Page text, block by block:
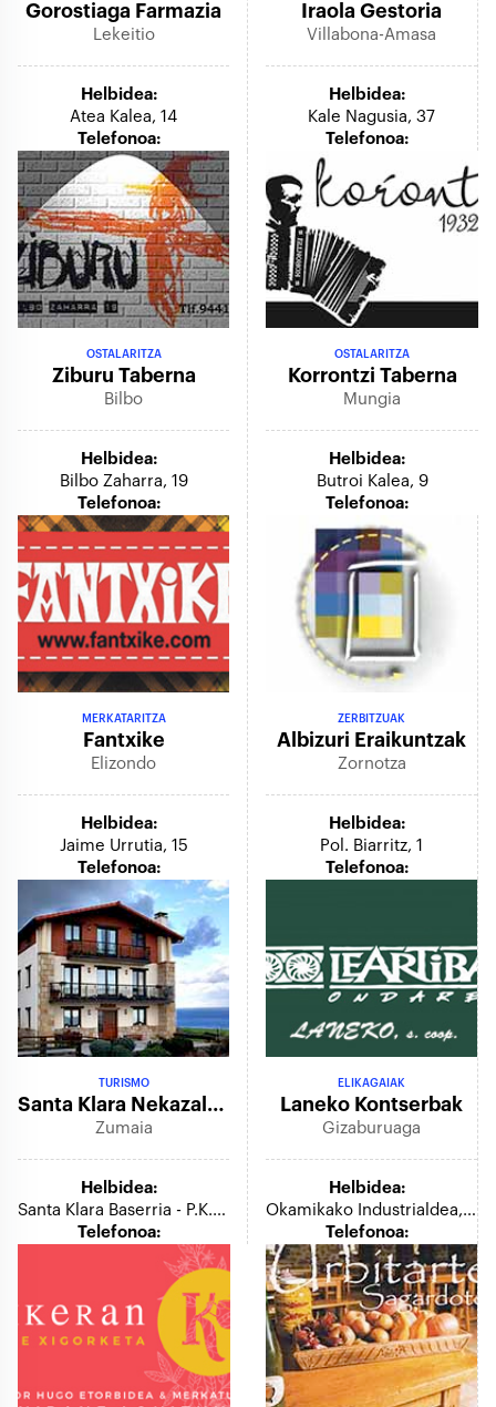
Gorostiaga Farmazia
Lekeitio
Helbidea:
Atea Kalea, 14
Telefonoa:
Iraola Gestoria
Villabona-Amasa
Helbidea:
Kale Nagusia, 37
Telefonoa:
OSTALARITZA
Ziburu Taberna
Bilbo
Helbidea:
Bilbo Zaharra, 19
Telefonoa:
OSTALARITZA
Korrontzi Taberna
Mungia
Helbidea:
Butroi Kalea, 9
Telefonoa:
MERKATARITZA
Fantxike
Elizondo
Helbidea:
Jaime Urrutia, 15
Telefonoa:
ZERBITZUAK
Albizuri Eraikuntzak
Zornotza
Helbidea:
Pol. Biarritz, 1
Telefonoa:
TURISMO
Santa Klara Nekazalturismoa
Zumaia
Helbidea:
Santa Klara Baserria - P.k.93
Telefonoa:
ELIKAGAIAK
Laneko Kontserbak
Gizaburuaga
Helbidea:
Okamikako Industrialdea, 2, 5.a
Telefonoa: